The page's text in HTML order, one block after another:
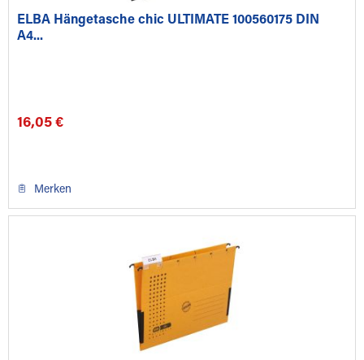
ELBA Hängetasche chic ULTIMATE 100560175 DIN
A4...
16,05 €
Merken